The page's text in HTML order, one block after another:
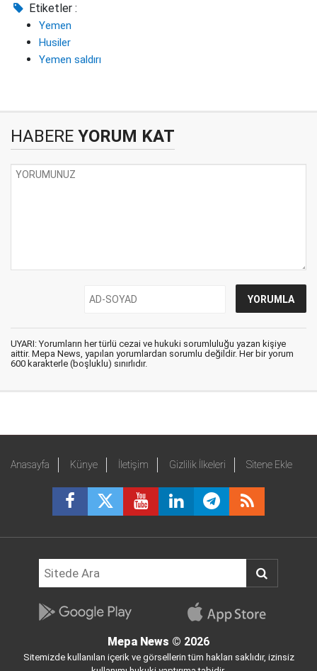
Etiketler :
Yemen
Husiler
Yemen saldırı
HABERE YORUM KAT
UYARI: Yorumların her türlü cezai ve hukuki sorumluluğu yazan kişiye
aittir. Mepa News, yapılan yorumlardan sorumlu değildir. Her bir yorum
600 karakterle (boşluklu) sınırlıdır.
Anasayfa Künye İletişim Gizlilik İlkeleri Sitene Ekle
Mepa News © 2026
Sitemizde kullanılan içerik ve görsellerin tüm hakları saklıdır, izinsiz